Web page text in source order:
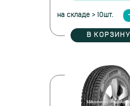
на складе > 10шт.
В КОРЗИНУ